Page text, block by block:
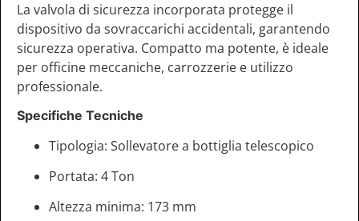
La valvola di sicurezza incorporata protegge il
dispositivo da sovraccarichi accidentali, garantendo
sicurezza operativa. Compatto ma potente, è ideale
per officine meccaniche, carrozzerie e utilizzo
professionale.
Specifiche Tecniche
Tipologia: Sollevatore a bottiglia telescopico
Portata: 4 Ton
Altezza minima: 173 mm